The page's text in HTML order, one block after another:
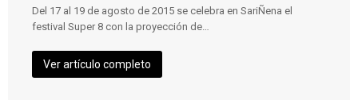
Del 17 al 19 de agosto de 2015 se celebra en SariÑena el
festival Super 8 con la proyección de…
Ver artículo completo